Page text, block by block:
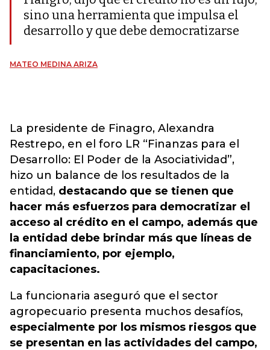
sino una herramienta que impulsa el
desarrollo y que debe democratizarse
MATEO MEDINA ARIZA
La presidente de Finagro, Alexandra
Restrepo, en el foro LR “Finanzas para el
Desarrollo: El Poder de la Asociatividad”,
hizo un balance de los resultados de la
entidad, destacando que se tienen que
hacer más esfuerzos para democratizar el
acceso al crédito en el campo, además que
la entidad debe brindar más que líneas de
financiamiento, por ejemplo,
capacitaciones.
La funcionaria aseguró que el sector
agropecuario presenta muchos desafíos,
especialmente por los mismos riesgos que
se presentan en las actividades del campo,